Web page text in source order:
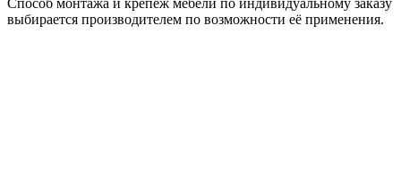
выбирается производителем по возможности её применения.